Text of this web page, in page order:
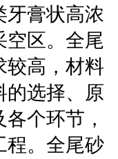
牙膏状高浓
空区。全尾
较高，材料
的选择、原
个环节，
程。全尾砂